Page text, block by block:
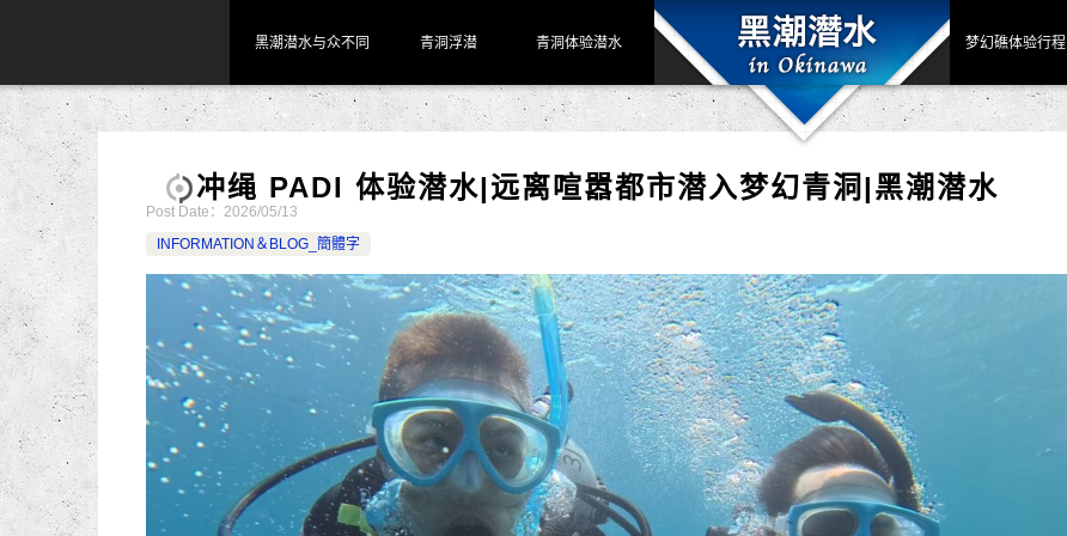
黑潮潜水与众不同 青洞浮潜 青洞体验潜水 梦幻礁体验行程
冲绳 PADI 体验潜水|远离喧嚣都市潜入梦幻青洞|黑潮潜水
Post Date： 2026/05/13
INFORMATION＆BLOG_簡體字